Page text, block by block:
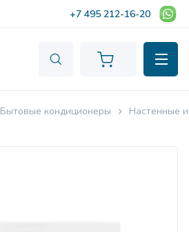
+7 495 212-16-20
Бытовые кондиционеры Настенные